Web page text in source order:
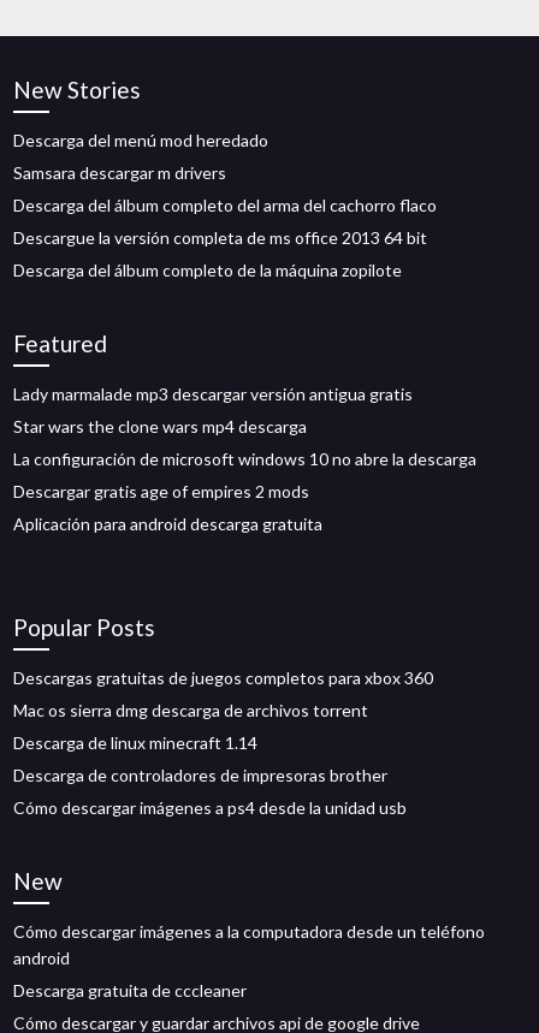
New Stories
Descarga del menú mod heredado
Samsara descargar m drivers
Descarga del álbum completo del arma del cachorro flaco
Descargue la versión completa de ms office 2013 64 bit
Descarga del álbum completo de la máquina zopilote
Featured
Lady marmalade mp3 descargar versión antigua gratis
Star wars the clone wars mp4 descarga
La configuración de microsoft windows 10 no abre la descarga
Descargar gratis age of empires 2 mods
Aplicación para android descarga gratuita
Popular Posts
Descargas gratuitas de juegos completos para xbox 360
Mac os sierra dmg descarga de archivos torrent
Descarga de linux minecraft 1.14
Descarga de controladores de impresoras brother
Cómo descargar imágenes a ps4 desde la unidad usb
New
Cómo descargar imágenes a la computadora desde un teléfono
android
Descarga gratuita de cccleaner
Cómo descargar y guardar archivos api de google drive